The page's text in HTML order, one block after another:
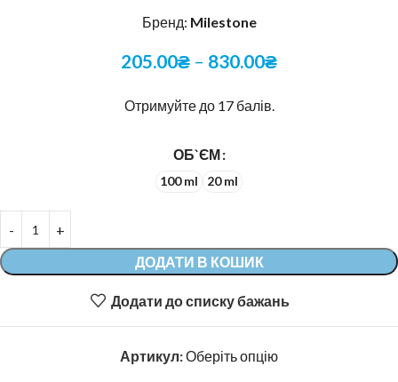
Бренд: Milestone
205.00₴ – 830.00₴
Отримуйте до 17 балів.
ОБ`ЄМ
100 ml 20 ml
ДОДАТИ В КОШИК
Додати до списку бажань
Артикул:Оберіть опцію